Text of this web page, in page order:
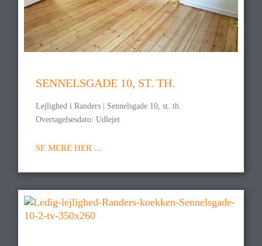
SENNELSGADE 10, ST. TH.
Lejlighed i Randers | Sennelsgade 10, st. th.
Overtagelsesdato: Udlejet
SE MERE HER ...